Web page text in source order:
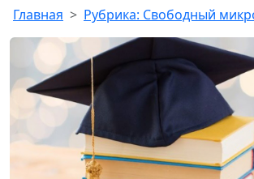
Главная Рубрика: Свободный